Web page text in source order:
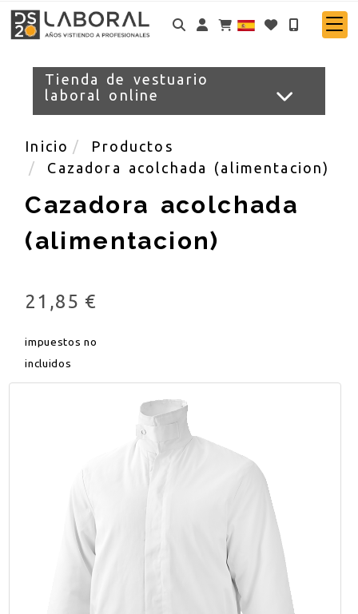
Identifícate
Tienda de vestuario
laboral online
Inicio
Productos
Cazadora acolchada (alimentacion)
Cazadora acolchada
(alimentacion)
21,85 €
impuestos no
incluidos